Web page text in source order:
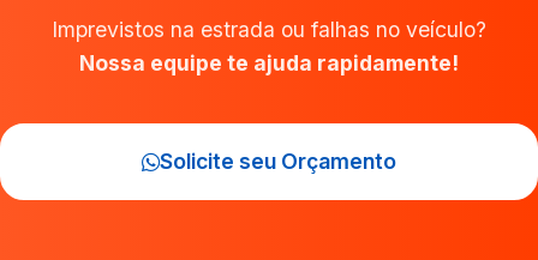
Imprevistos na estrada ou falhas no veículo?
Nossa equipe te ajuda rapidamente!
Solicite seu Orçamento